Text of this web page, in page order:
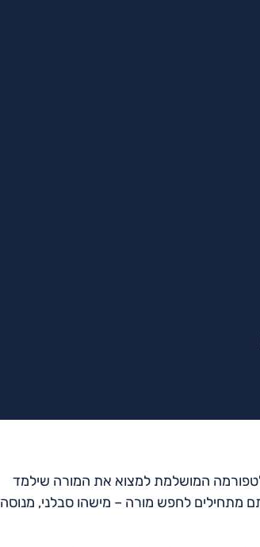
המושלמת למצוא את המורה שילמד
מתחילים לחפש מורה – מישהו סבלני, מנוסה